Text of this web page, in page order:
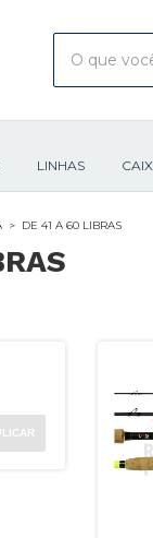
LINHAS
> DE 41 A 60 LIBRAS